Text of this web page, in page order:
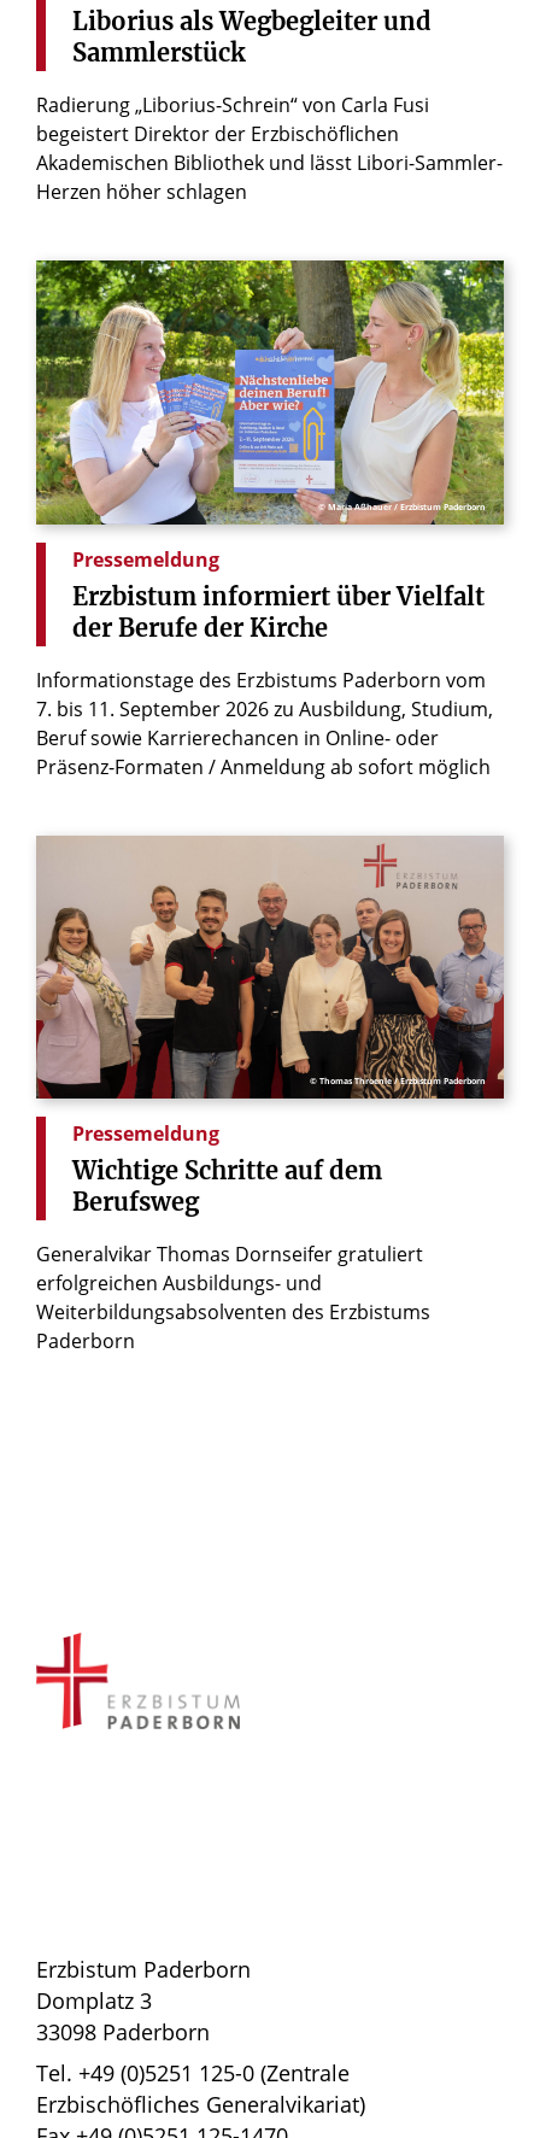
Liborius als Wegbegleiter und
Sammlerstück
Radierung „Liborius-Schrein“ von Carla Fusi
begeistert Direktor der Erzbischöflichen
Akademischen Bibliothek und lässt Libori-Sammler-
Herzen höher schlagen
© Maria Aßhauer / Erzbistum Paderborn
Pressemeldung
Erzbistum informiert über Vielfalt
der Berufe der Kirche
Informationstage des Erzbistums Paderborn vom
7. bis 11. September 2026 zu Ausbildung, Studium,
Beruf sowie Karrierechancen in Online- oder
Präsenz-Formaten / Anmeldung ab sofort möglich
© Thomas Throenle / Erzbistum Paderborn
Pressemeldung
Wichtige Schritte auf dem
Berufsweg
Generalvikar Thomas Dornseifer gratuliert
erfolgreichen Ausbildungs- und
Weiterbildungsabsolventen des Erzbistums
Paderborn
Erzbistum Paderborn
Domplatz 3
33098 Paderborn
Tel. +49 (0)5251 125-0 (Zentrale
Erzbischöfliches Generalvikariat)